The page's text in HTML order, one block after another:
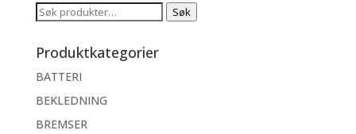
Søk
Søk
Produktkategorier
BATTERI
BEKLEDNING
BREMSER